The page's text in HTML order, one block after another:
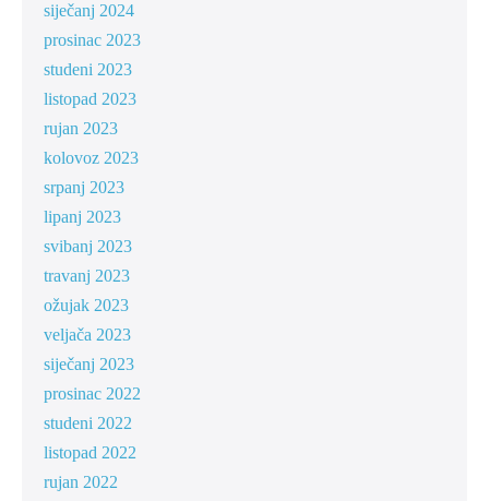
siječanj 2024
prosinac 2023
studeni 2023
listopad 2023
rujan 2023
kolovoz 2023
srpanj 2023
lipanj 2023
svibanj 2023
travanj 2023
ožujak 2023
veljača 2023
siječanj 2023
prosinac 2022
studeni 2022
listopad 2022
rujan 2022